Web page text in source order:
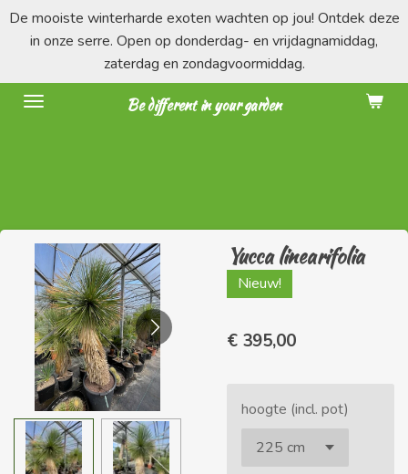
Ga
direct
de
hoofdinhoud
Be different in your garden
De mooiste winterharde exoten wachten op jou! Ontdek deze
in onze serre. Open op donderdag- en vrijdagnamiddag,
zaterdag en zondagvoormiddag.
Yucca linearifolia
Nieuw!
€ 395,00
hoogte (incl. pot)